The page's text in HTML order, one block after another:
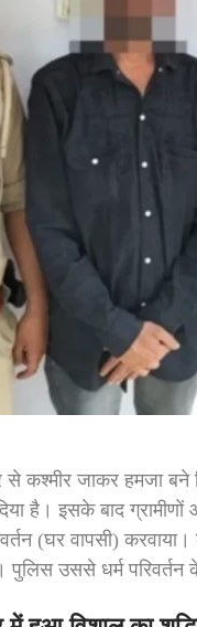
से कश्मीर जाकर हमजा
है। इसके बाद ग्रामीणों
(घर वापसी)
उससे धर्म परिवर्तन